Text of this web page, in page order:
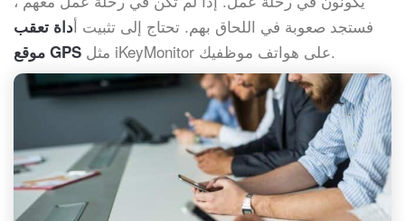
فستجد صعوبة في اللحاق بهم. تحتاج إلى تثبيت أداة تعقب
موقع GPS
مثل iKeyMonitor على هواتف موظفيك.